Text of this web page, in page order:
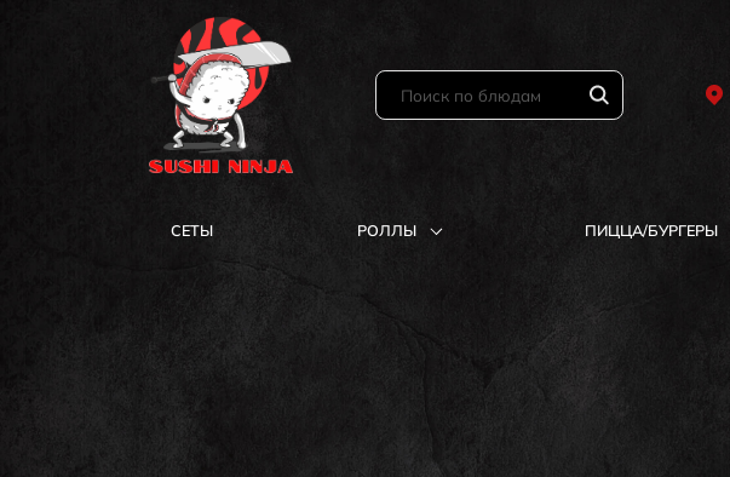
СЕТЫ РОЛЛЫ ПИЦЦА/БУРГЕРЫ